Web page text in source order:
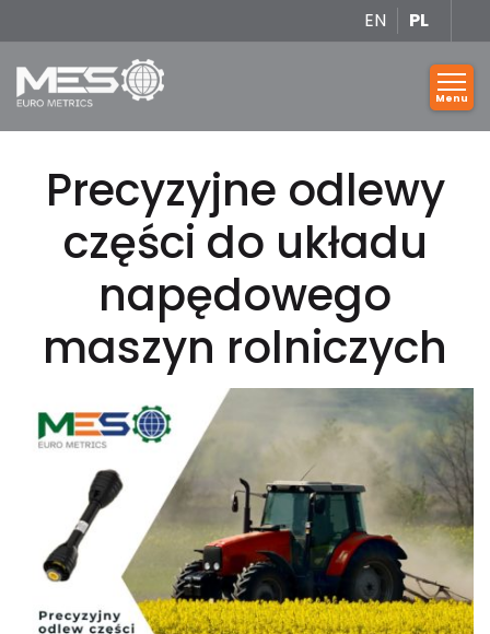
EN PL
Precyzyjne odlewy
części do układu
napędowego
maszyn rolniczych